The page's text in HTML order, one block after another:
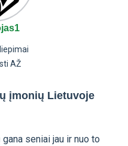
AŽ
įmonių Lietuvoje
seniai jau ir nuo to